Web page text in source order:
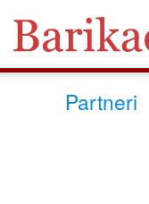
Partneri